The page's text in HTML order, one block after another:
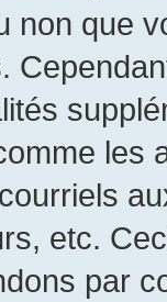
non que
les
etc.
par